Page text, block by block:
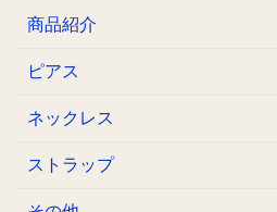
商品紹介
ピアス
ネックレス
ストラップ